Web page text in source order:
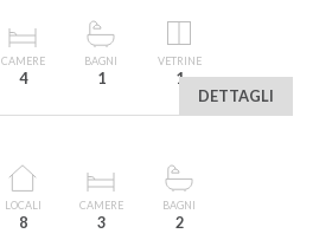
CAMERE
4
BAGNI
1
VETRINE
1
DETTAGLI
LOCALI
8
CAMERE
3
BAGNI
2